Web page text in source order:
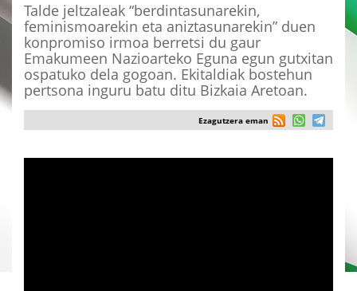
Talde jeltzaleak “berdintasunarekin,
feminismoarekin eta aniztasunarekin” duen
konpromiso irmoa berretsi du gaur
Emakumeen Nazioarteko Eguna egun gutxitan
ospatuko dela gogoan. Ekitaldiak bostehun
pertsona inguru batu ditu Bizkaia Aretoan.
Ezagutzera eman